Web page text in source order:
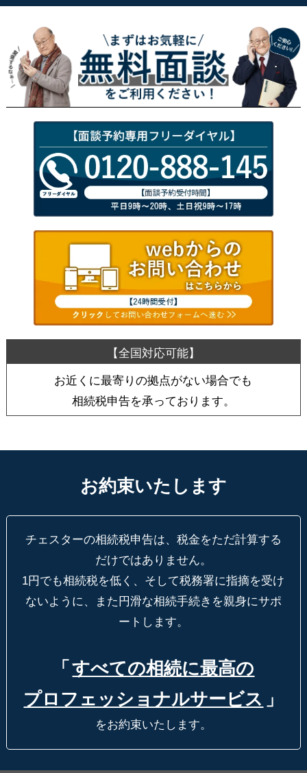
お近くに最寄りの拠点がない場合でも
相続税申告を承っております。
お約束いたします
チェスターの相続税申告は、税金をただ計算する
だけではありません。
1円でも相続税を低く、そして税務署に指摘を受け
ないように、
また円滑な相続手続きを親身にサポ
ートします。
「 すべての相続に最高の
プロフェッショナルサービス 」
をお約束いたします。